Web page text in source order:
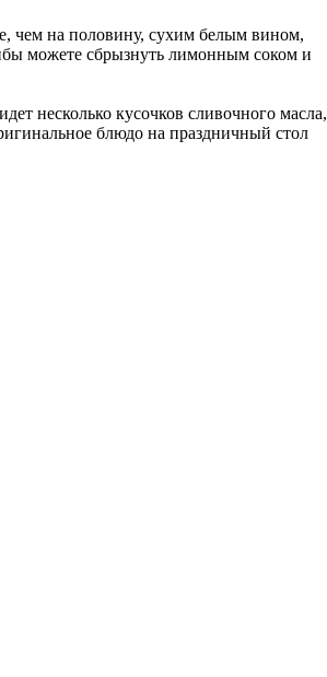
чем на половину, сухим белым вином,
можете сбрызнуть лимонным соком и
несколько кусочков сливочного масла,
блюдо на праздничный стол